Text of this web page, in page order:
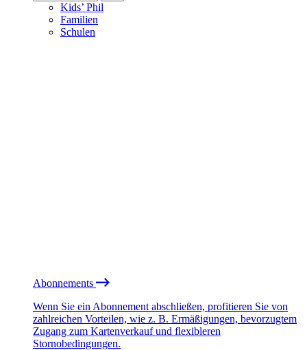
Kids’ Phil
Familien
Schulen
Abonnements
Wenn Sie ein Abonnement abschließen, profitieren Sie von
zahlreichen Vorteilen, wie z. B. Ermäßigungen, bevorzugtem
Zugang zum Kartenverkauf und flexibleren
Stornobedingungen.